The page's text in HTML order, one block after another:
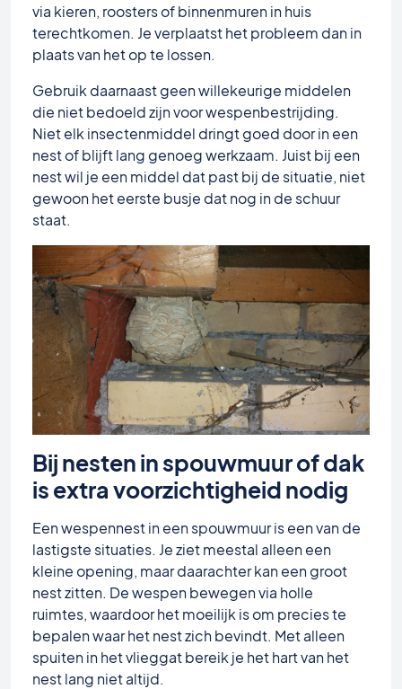
via kieren, roosters of binnenmuren in huis
terechtkomen. Je verplaatst het probleem dan in
plaats van het op te lossen.
Gebruik daarnaast geen willekeurige middelen
die niet bedoeld zijn voor wespenbestrijding.
Niet elk insectenmiddel dringt goed door in een
nest of blijft lang genoeg werkzaam. Juist bij een
nest wil je een middel dat past bij de situatie, niet
gewoon het eerste busje dat nog in de schuur
staat.
Bij nesten in spouwmuur of dak
is extra voorzichtigheid nodig
Een wespennest in een spouwmuur is een van de
lastigste situaties. Je ziet meestal alleen een
kleine opening, maar daarachter kan een groot
nest zitten. De wespen bewegen via holle
ruimtes, waardoor het moeilijk is om precies te
bepalen waar het nest zich bevindt. Met alleen
spuiten in het vlieggat bereik je het hart van het
nest lang niet altijd.